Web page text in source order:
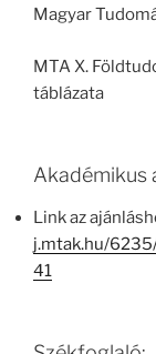
Magyar
MTA X.
táblázata
Akadémikus
Link az
j.mtak.hu/
41